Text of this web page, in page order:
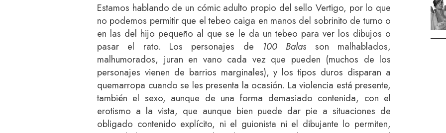
Estamos hablando de un cómic adulto propio del sello Vertigo, por lo que
no podemos permitir que el tebeo caiga en manos del sobrinito de turno o
en las del hijo pequeño al que se le da un tebeo para ver los dibujos o
pasar el rato. Los personajes de 100 Balasson malhablados,
malhumorados, juran en vano cada vez que pueden (muchos de los
personajes vienen de barrios marginales), y los tipos duros disparan a
quemarropa cuando se les presenta la ocasión. La violencia está presente,
también el sexo, aunque de una forma demasiado contenida, con el
erotismo a la vista, que aunque bien puede dar pie a situaciones de
obligado contenido explícito, ni el guionista ni el dibujante lo permiten,